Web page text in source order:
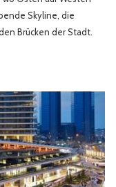
Skyline, die
Brücken der Stadt.